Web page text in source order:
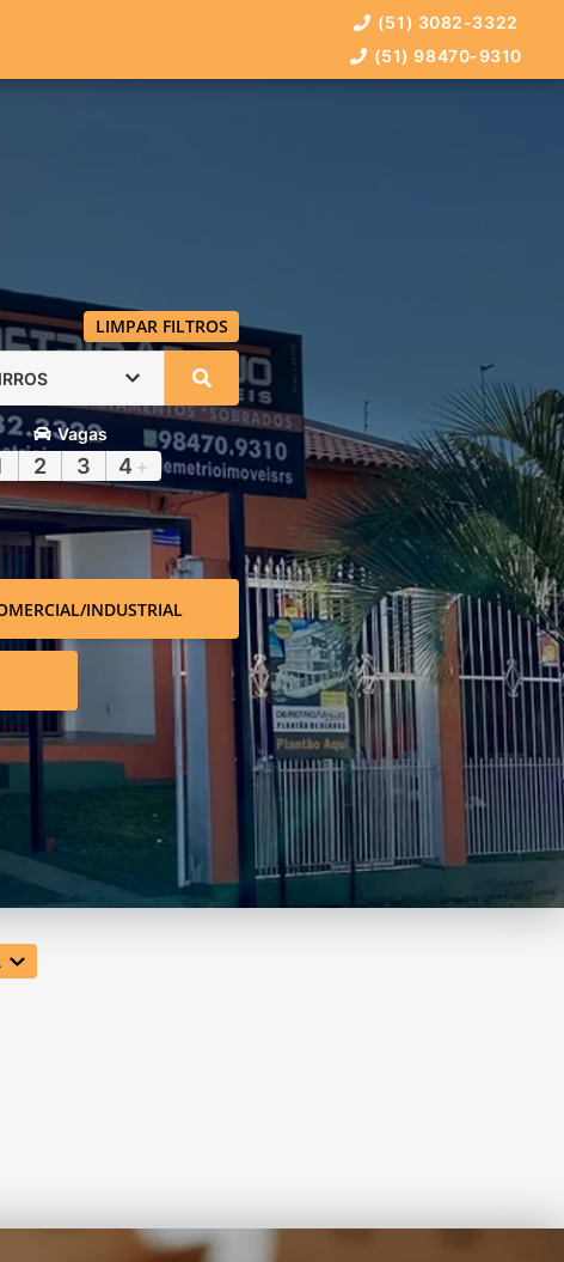
(51) 3082-3322
(51) 98470-9310
LIMPAR FILTROS
Vagas
2 3 4 +
INDUSTRIAL